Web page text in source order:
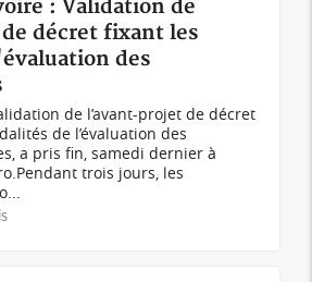
: Validation de
décret fixant les
des
de l’avant-projet de décret
de l’évaluation des
a pris fin, samedi dernier à
trois jours, les